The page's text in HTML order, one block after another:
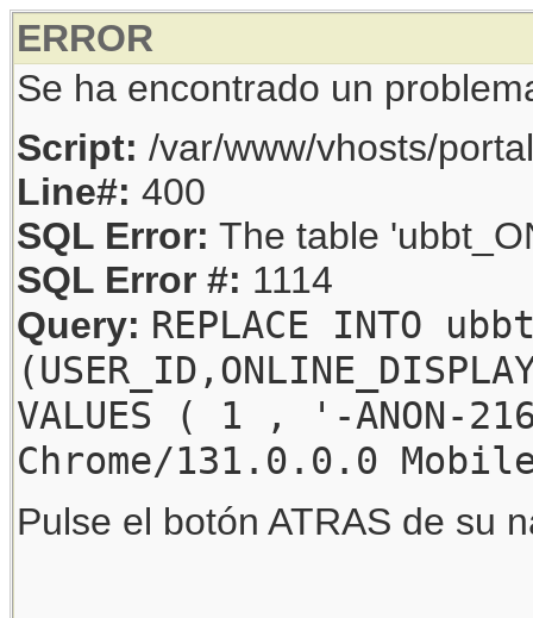
ERROR
Se ha encontrado un
Script: /var/www/vhosts/
Line#: 400
SQL Error: The table
SQL Error #: 1114
Query: REPLACE INTO
VALUES ( 1 , '-
Chrome/131.0.0.0
Pulse el botón ATRAS de su